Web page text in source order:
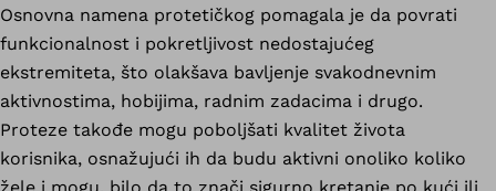
Osnovna namena protetičkog pomagala je da povrati
funkcionalnost i pokretljivost nedostajućeg
ekstremiteta, što olakšava bavljenje svakodnevnim
aktivnostima, hobijima, radnim zadacima i drugo.
Proteze takođe mogu poboljšati kvalitet života
korisnika, osnažujući ih da budu aktivni onoliko koliko